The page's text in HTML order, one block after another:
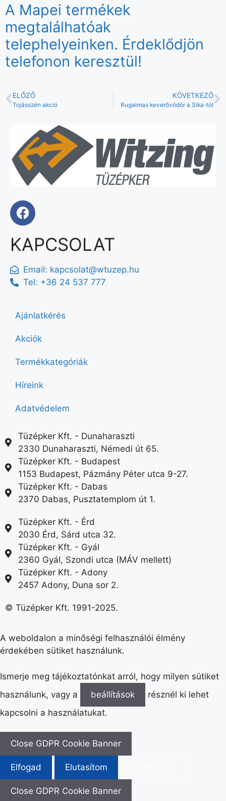
A Mapei termékek
megtalálhatóak
telephelyeinken. Érdeklődjön
telefonon keresztül!
ELŐZŐ
Tojásszén akció
KÖVETKEZŐ
Rugalmas keverővödör a Sika-tól
KAPCSOLAT
Email: kapcsolat@wtuzep.hu
Tel: +36 24 537 777
Ajánlatkérés
Akciók
Termékkategóriák
Híreink
Adatvédelem
Tüzépker Kft. - Dunaharaszti
2330 Dunaharaszti, Némedi út 65.
Tüzépker Kft. - Budapest
1153 Budapest, Pázmány Péter utca 9-27.
Tüzépker Kft. - Dabas
2370 Dabas, Pusztatemplom út 1.
Tüzépker Kft. - Érd
2030 Érd, Sárd utca 32.
Tüzépker Kft. - Gyál
2360 Gyál, Szondi utca (MÁV mellett)
Tüzépker Kft. - Adony
2457 Adony, Duna sor 2.
© Tüzépker Kft. 1991-2025.
A weboldalon a minőségi felhasználói élmény
érdekében sütiket használunk.
Ismerje meg tájékoztatónkat arról, hogy milyen sütiket
használunk, vagy a
beállítások
résznél ki lehet
kapcsolni a használatukat.
Close GDPR Cookie Banner
Elfogad Elutasítom
Close GDPR Cookie Banner